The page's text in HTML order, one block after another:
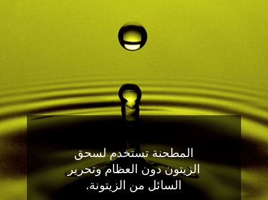
المطحنة تستخدم لسحق
الزيتون دون العظام وتحرير
السائل من الزيتونة.